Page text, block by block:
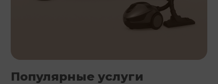
Популярные услуги